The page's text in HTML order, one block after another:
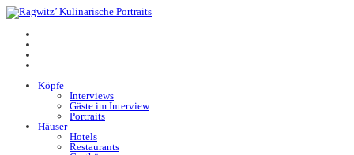
Köpfe
Interviews
Gäste im Interview
Portraits
Häuser
Hotels
Restaurants